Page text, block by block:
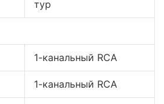
тур
1-канальный RCA
1-канальный RCA